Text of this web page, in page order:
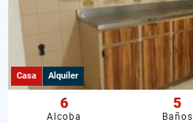
Casa Alquiler
6
Alcoba
5
Baños